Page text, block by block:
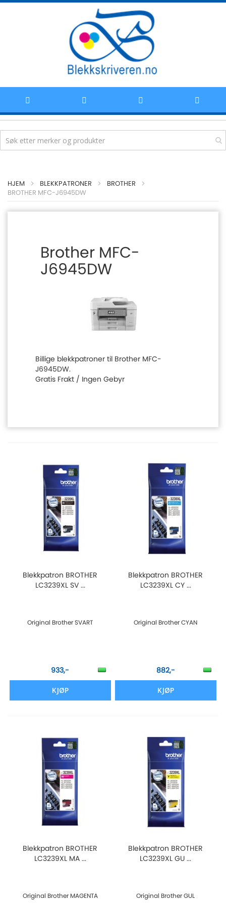
til
innhold
HJEM BLEKKPATRONER
BROTHER
BROTHER MFC-J6945DW
Brother MFC-
J6945DW
Billige blekkpatroner til Brother MFC-
J6945DW.
Gratis Frakt / Ingen Gebyr
Blekkpatron BROTHER
LC3239XL SV ...
Original Brother SVART
933,-
KJØP
Blekkpatron BROTHER
LC3239XL CY ...
Original Brother CYAN
882,-
KJØP
Blekkpatron BROTHER
LC3239XL MA ...
Original Brother MAGENTA
Blekkpatron BROTHER
LC3239XL GU ...
Original Brother GUL